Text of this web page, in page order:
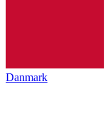
Danmark